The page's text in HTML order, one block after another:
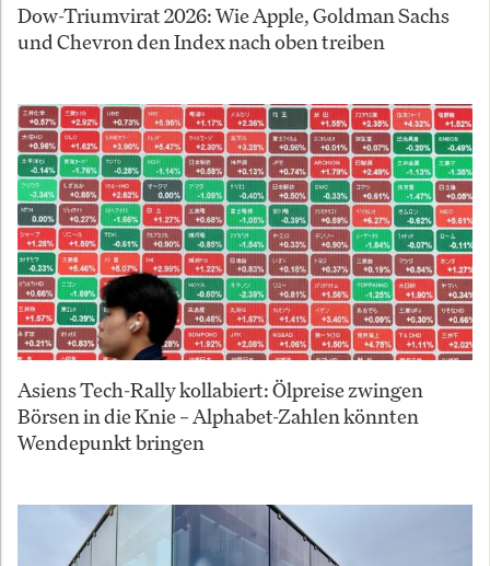
Dow-Triumvirat 2026: Wie Apple, Goldman Sachs
und Chevron den Index nach oben treiben
Asiens Tech-Rally kollabiert: Ölpreise zwingen
Börsen in die Knie – Alphabet-Zahlen könnten
Wendepunkt bringen